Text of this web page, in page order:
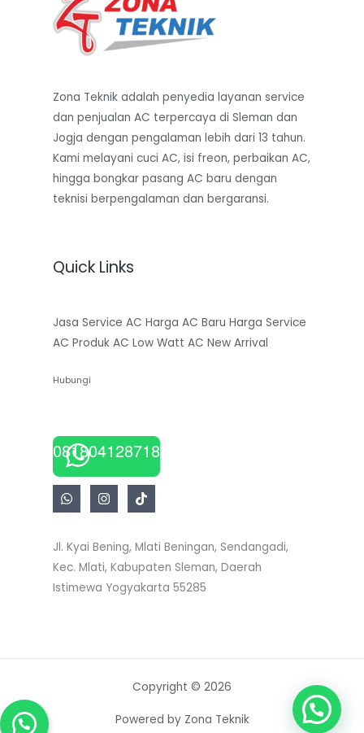
Zona Teknik adalah penyedia layanan service
dan penjualan AC terpercaya di Sleman dan
Jogja dengan pengalaman lebih dari 13 tahun.
Kami melayani cuci AC, isi freon, perbaikan AC,
hingga bongkar pasang AC baru dengan
teknisi berpengalaman dan bergaransi.
Quick Links
Jasa Service AC Harga AC Baru Harga Service
AC Produk AC Low Watt AC New Arrival
Hubungi
081804128718
Jl. Kyai Bening, Mlati Beningan, Sendangadi,
Kec. Mlati, Kabupaten Sleman, Daerah
Istimewa Yogyakarta 55285
Copyright © 2026
Powered by Zona Teknik